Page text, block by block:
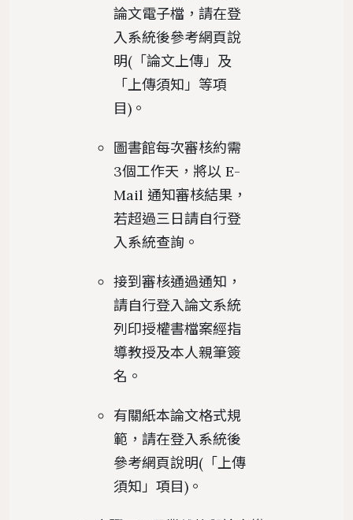
論文電子檔，請在登
入系統後參考網頁說
明(「論文上傳」及
「上傳須知」等項
目)。
圖書館每次審核約需
3個工作天，將以 E-
Mail 通知審核結果，
若超過三日請自行登
入系統查詢。
接到審核通過通知，
請自行登入論文系統
列印授權書檔案經指
導教授及本人親筆簽
名。
有關紙本論文格式規
範，請在登入系統後
參考網頁說明(「上傳
須知」項目)。